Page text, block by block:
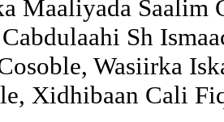
Maaliyada
Sh
Wasiirka
Xidhibaan Cali